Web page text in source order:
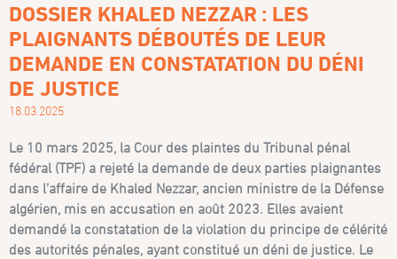
DOSSIER KHALED NEZZAR : LES
PLAIGNANTS DÉBOUTÉS DE LEUR
DEMANDE EN CONSTATATION DU DÉNI
DE JUSTICE
18.03.2025
Le 10 mars 2025, la Cour des plaintes du Tribunal pénal
fédéral (TPF) a rejeté la demande de deux parties plaignantes
dans l’affaire de Khaled Nezzar, ancien ministre de la Défense
algérien, mis en accusation en août 2023. Elles avaient
demandé la constatation de la violation du principe de célérité
des autorités pénales, ayant constitué un déni de justice. Le